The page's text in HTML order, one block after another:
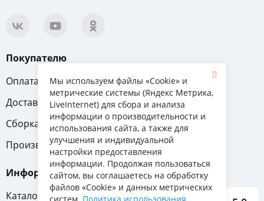
Покупателю
Оплата
Вопрос-ответ
Доставка
Обмен и возврат
Сборка
Гарантия
Производители
Информация
Каталог мебели
Мы используем файлы «Cookie» и
метрические системы (Яндекс Метрика,
LiveInternet) для сбора и анализа
информации о производительности и
использования сайта, а также для
улучшения и индивидуальной
настройки предоставления
информации. Продолжая пользоваться
сайтом, вы соглашаетесь на обработку
файлов «Cookie» и данных метрических